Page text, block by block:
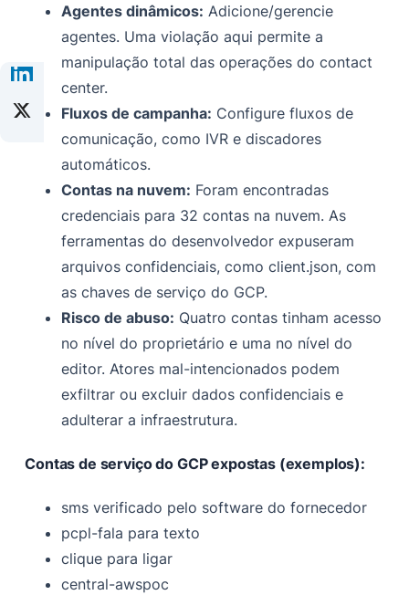
Agentes dinâmicos: Adicione/gerencie
agentes. Uma violação aqui permite a
manipulação total das operações do contact
center.
Fluxos de campanha: Configure fluxos de
comunicação, como IVR e discadores
automáticos.
Contas na nuvem: Foram encontradas
credenciais para 32 contas na nuvem. As
ferramentas do desenvolvedor expuseram
arquivos confidenciais, como client.json, com
as chaves de serviço do GCP.
Risco de abuso: Quatro contas tinham acesso
no nível do proprietário e uma no nível do
editor. Atores mal-intencionados podem
exfiltrar ou excluir dados confidenciais e
adulterar a infraestrutura.
Contas de serviço do GCP expostas (exemplos):
sms verificado pelo software do fornecedor
pcpl-fala para texto
clique para ligar
central-awspoc